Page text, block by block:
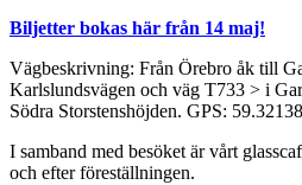
Biljetter bokas här från 14 maj!
Vägbeskrivning: Från Örebro åk till
Karlslundsvägen och väg T733 > i
Södra Storstenshöjden. GPS:
I samband med besöket är vårt
och efter föreställningen.